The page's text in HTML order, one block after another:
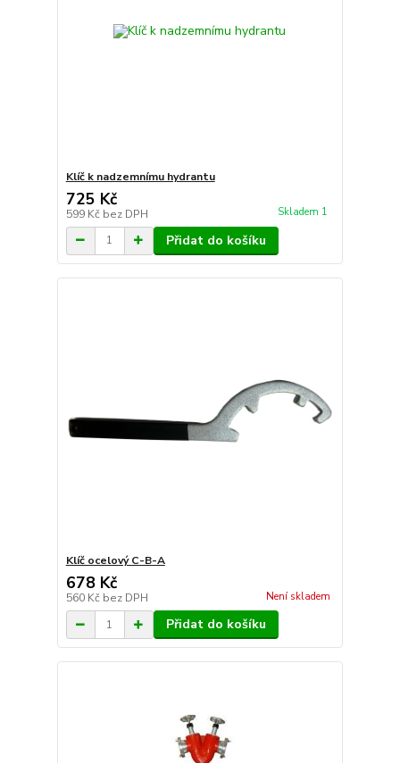
Klíč k nadzemnímu hydrantu
725 Kč
599 Kč bez DPH Skladem 1
Přidat do košíku
Klíč ocelový C-B-A
678 Kč
560 Kč bez DPH Není skladem
Přidat do košíku